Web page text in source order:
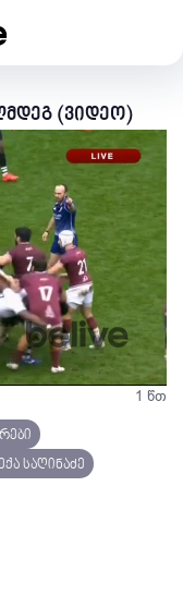
(ვიდეო)
1 წთ
საღინაძე